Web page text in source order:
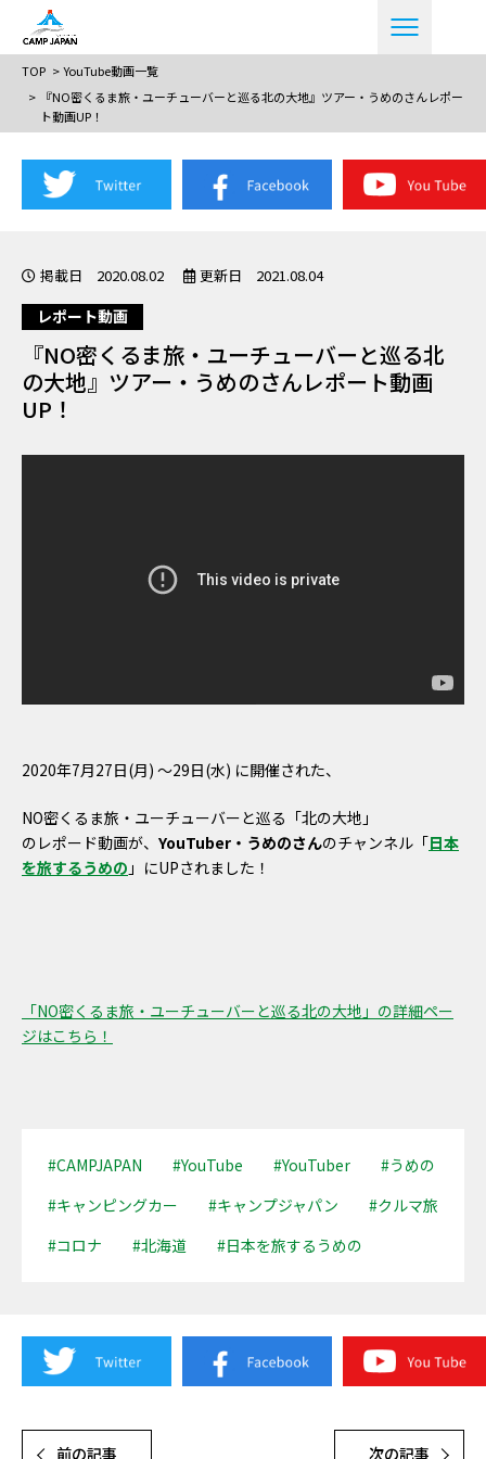
TOP
YouTube動画一覧
『NO密くるま旅・ユーチューバーと巡る北の大地』ツアー・うめのさんレポー
ト動画UP！
掲載日 2020.08.02 更新日 2021.08.04
レポート動画
『NO密くるま旅・ユーチューバーと巡る北
の大地』ツアー・うめのさんレポート動画
UP！
2020年7月27日(月) ～29日(水) に開催された、
NO密くるま旅・ユーチューバーと巡る「北の大地」
のレポード動画が、 YouTuber・うめのさんのチャンネル「日本
を旅するうめの 」にUPされました！
「NO密くるま旅・ユーチューバーと巡る北の大地」の詳細ペー
ジはこちら！
#CAMPJAPAN #YouTube #YouTuber
#うめの
#キャンピングカー
#キャンプジャパン
#クルマ旅
#コロナ
#北海道 #日本を旅するうめの
前の記事 次の記事